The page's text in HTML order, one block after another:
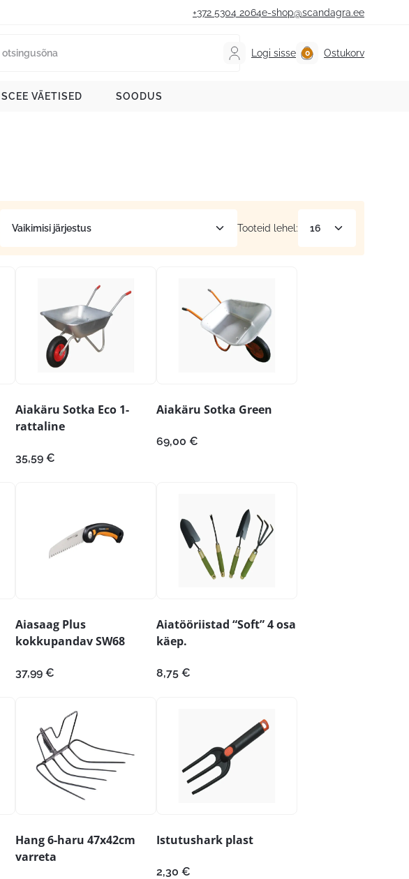
+372 5304 2064e-shop@scandagra.ee
Logi sisse Ostukorv
SCEE VÄETISED SOODUS
Tooteid lehel:
Aiakäru Sotka Eco 1-
rattaline
35,59 €
Aiakäru Sotka Green
69,00 €
Aiasaag Plus
kokkupandav SW68
37,99 €
Aiatööriistad “Soft” 4 osa
käep.
8,75 €
Hang 6-haru 47x42cm
varreta
Istutushark plast
2,30 €